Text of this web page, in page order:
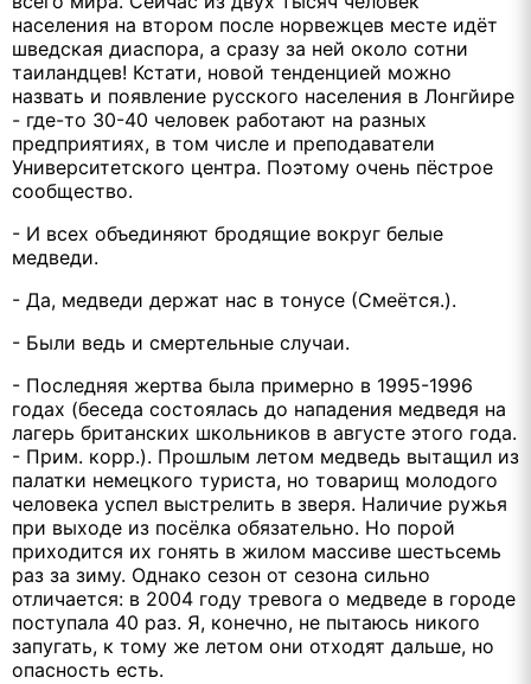
населения на втором после норвежцев месте идёт
шведская диаспора, а сразу за ней около сотни
таиландцев! Кстати, новой тенденцией можно
назвать и появление русского населения в Лонгйире
- где-то 30-40 человек работают на разных
предприятиях, в том числе и преподаватели
Университетского центра. Поэтому очень пёстрое
сообщество.
- И всех объединяют бродящие вокруг белые
медведи.
- Да, медведи держат нас в тонусе (Смеётся.).
- Были ведь и смертельные случаи.
- Последняя жертва была примерно в 1995-1996
годах (беседа состоялась до нападения медведя на
лагерь британских школьников в августе этого года.
- Прим. корр.). Прошлым летом медведь вытащил из
палатки немецкого туриста, но товарищ молодого
человека успел выстрелить в зверя. Наличие ружья
при выходе из посёлка обязательно. Но порой
приходится их гонять в жилом массиве шестьсемь
раз за зиму. Однако сезон от сезона сильно
отличается: в 2004 году тревога о медведе в городе
поступала 40 раз. Я, конечно, не пытаюсь никого
запугать, к тому же летом они отходят дальше, но
опасность есть.